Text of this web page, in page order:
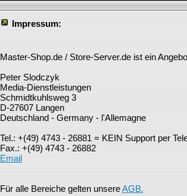
Impressum:
Master-Shop.de / Store-Server.de ist ein
Peter Slodczyk
Media-Dienstleistungen
Schmidtkuhlsweg 3
D-27607 Langen
Deutschland - Germany - l'Allemagne
Tel.: +(49) 4743 - 26881 = KEIN Support per
Fax.: +(49) 4743 - 26882
Email
Für alle Bereiche gelten unsereAGB.